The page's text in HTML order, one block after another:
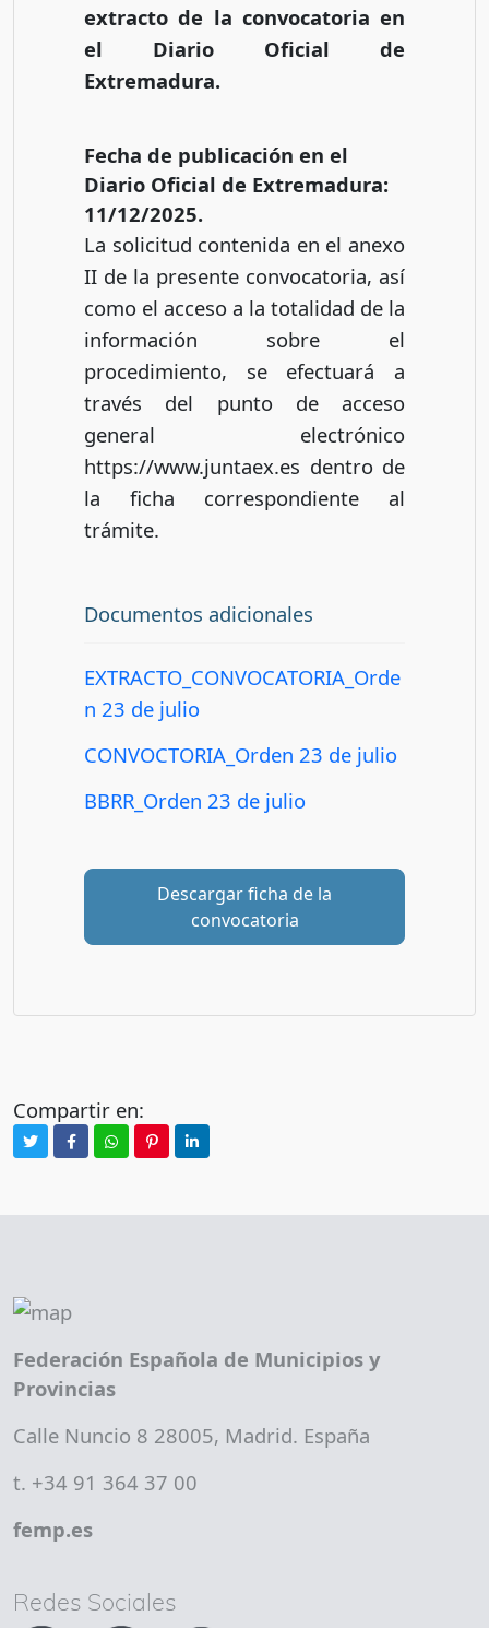
extracto de la convocatoria en
el Diario Oficial de
Extremadura.
Fecha de publicación en el
Diario Oficial de Extremadura:
11/12/2025.
La solicitud contenida en el anexo
II de la presente convocatoria, así
como el acceso a la totalidad de la
información sobre el
procedimiento, se efectuará a
través del punto de acceso
general electrónico
https://www.juntaex.es dentro de
la ficha correspondiente al
trámite.
Documentos adicionales
EXTRACTO_CONVOCATORIA_Orde
n 23 de julio
CONVOCTORIA_Orden 23 de julio
BBRR_Orden 23 de julio
Descargar ficha de la
convocatoria
Compartir en:
Federación Española de Municipios y
Provincias
Calle Nuncio 8 28005, Madrid. España
t. +34 91 364 37 00
femp.es
Redes Sociales